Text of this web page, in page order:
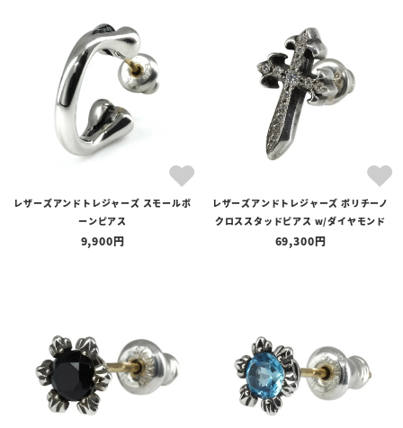
レザーズアンドトレジャーズ スモールボ
ーンピアス
9,900
レザーズアンドトレジャーズ ポリチーノ
クロススタッドピアス w/ダイヤモンド
69,300